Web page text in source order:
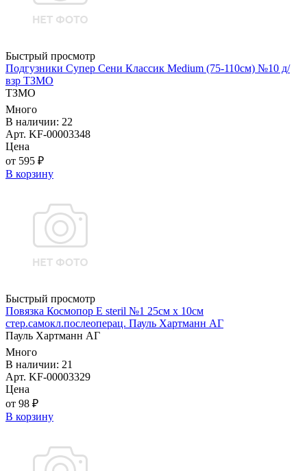
Быстрый просмотр
Подгузники Супер Сени Классик Medium (75-110см) №10 д/
взр ТЗМО
ТЗМО
Много
В наличии: 22
Арт. KF-00003348
Цена
от 595 ₽
В корзину
Быстрый просмотр
Повязка Космопор E steril №1 25см х 10см
стер.самокл.послеоперац. Пауль Хартманн AГ
Пауль Хартманн AГ
Много
В наличии: 21
Арт. KF-00003329
Цена
от 98 ₽
В корзину